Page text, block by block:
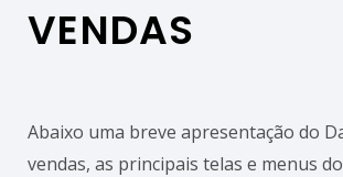
VENDAS
Abaixo uma breve apresentação do
vendas, as principais telas e menus